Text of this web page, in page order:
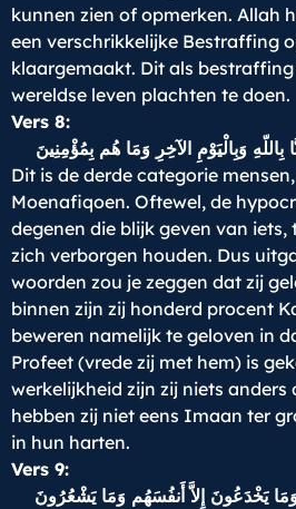
kunnen zien of opmerken. Allah
een verschrikkelijke Bestraffing
klaargemaakt. Dit als
wereldse leven plachten te doen.
Vers 8:
Dit is de derde categorie
Moenafiqoen. Oftewel, de
degenen die blijk geven van iets,
zich verborgen houden. Dus
woorden zou je zeggen dat zij
binnen zijn zij honderd procent
beweren namelijk te geloven in
Profeet (vrede zij met hem) is
werkelijkheid zijn zij niets anders
hebben zij niet eens Imaan ter
in hun harten.
Vers 9:
وَمَا يَخْدَعُونَ إِلاَّ أَنفُسَهُم وَمَا يَشْعُرُونَ